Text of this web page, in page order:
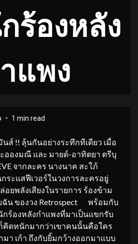
ร้องหลัง
แพง
1 min read
!! ลุ้นกันอย่างระทึกทีเดียว เมื่อ
ะอองมณี และ มายด์-อาทิตยา ตรีบุ
จากละคร นางนาค สะใภ้
ระแสฟีเวอร์ในวงการละครอยู่
ยพลังเสียงในรายการ ร้องข้าม
ฉัน ของวง Retrospect พร้อมกับ
ร้องหลังกำแพงที่มาเป็นแขกรับ
ก็คิดหนักมากว่าเขาคนนั้นคือใคร
มา เก้า ถึงกับยิ้มกว้างออกมาแบบ